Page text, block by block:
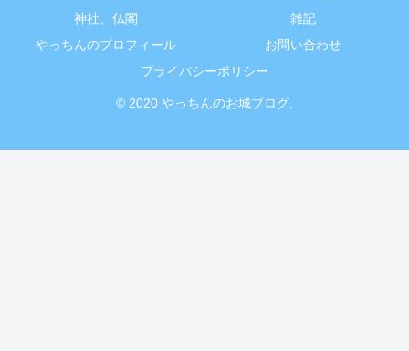
神社、仏閣
雑記
やっちんのプロフィール
お問い合わせ
プライバシーポリシー
© 2020 やっちんのお城ブログ.